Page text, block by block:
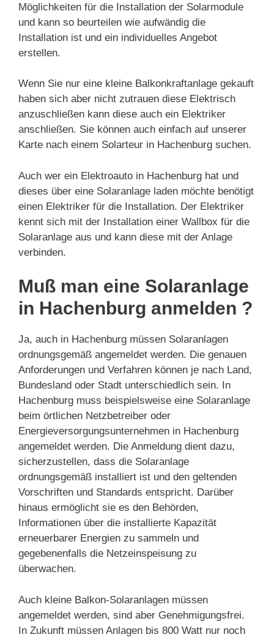
Möglichkeiten für die Installation der Solarmodule
und kann so beurteilen wie aufwändig die
Installation ist und ein individuelles Angebot
erstellen.
Wenn Sie nur eine kleine Balkonkraftanlage gekauft
haben sich aber nicht zutrauen diese Elektrisch
anzuschließen kann diese auch ein Elektriker
anschließen. Sie können auch einfach auf unserer
Karte nach einem Solarteur in Hachenburg suchen.
Auch wer ein Elektroauto in Hachenburg hat und
dieses über eine Solaranlage laden möchte benötigt
einen Elektriker für die Installation. Der Elektriker
kennt sich mit der Installation einer Wallbox für die
Solaranlage aus und kann diese mit der Anlage
verbinden.
Muß man eine Solaranlage
in Hachenburg anmelden ?
Ja, auch in Hachenburg müssen Solaranlagen
ordnungsgemäß angemeldet werden. Die genauen
Anforderungen und Verfahren können je nach Land,
Bundesland oder Stadt unterschiedlich sein. In
Hachenburg muss beispielsweise eine Solaranlage
beim örtlichen Netzbetreiber oder
Energieversorgungsunternehmen in Hachenburg
angemeldet werden. Die Anmeldung dient dazu,
sicherzustellen, dass die Solaranlage
ordnungsgemäß installiert ist und den geltenden
Vorschriften und Standards entspricht. Darüber
hinaus ermöglicht sie es den Behörden,
Informationen über die installierte Kapazität
erneuerbarer Energien zu sammeln und
gegebenenfalls die Netzeinspeisung zu
überwachen.
Auch kleine Balkon-Solaranlagen müssen
angemeldet werden, sind aber Genehmigungsfrei.
In Zukunft müssen Anlagen bis 800 Watt nur noch